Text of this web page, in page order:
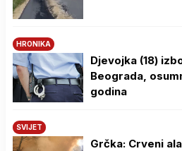
HRONIKA
Djevojka (18)
Beograda,
godina
SVIJET
Grčka: Crveni